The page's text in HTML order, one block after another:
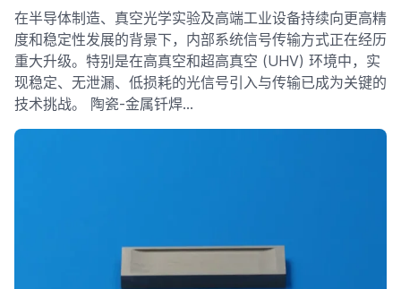
在半导体制造、真空光学实验及高端工业设备持续向更高精
度和稳定性发展的背景下，内部系统信号传输方式正在经历
重大升级。特别是在高真空和超高真空 (UHV) 环境中，实
现稳定、无泄漏、低损耗的光信号引入与传输已成为关键的
技术挑战。 陶瓷-金属钎焊…